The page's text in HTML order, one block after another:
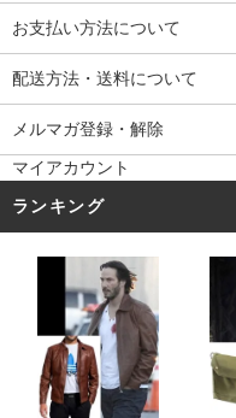
お支払い方法について
配送方法・送料について
メルマガ登録・解除
マイアカウント
ランキング